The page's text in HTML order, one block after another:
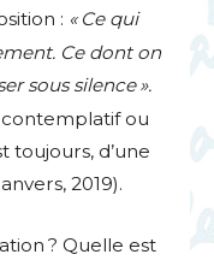
: « Ce qui
Ce dont on
sous silence ».
contemplatif ou
toujours, d’une
2019).
? Quelle est